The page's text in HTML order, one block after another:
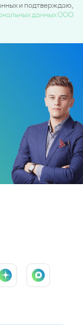
и подтверждаю,
данных ООО